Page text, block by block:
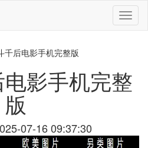
切
换
千后电影手机完整版
影手机完整
版
07-16 09:37:30